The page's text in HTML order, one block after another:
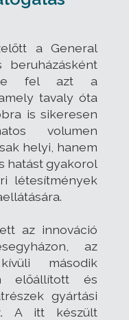
a General
beruházásként
fel azt a
tavaly óta
is sikeresen
volumen
helyi, hanem
hatást gyakorol
létesítmények
az innováció
az
második
előállított és
gyártási
A itt készült